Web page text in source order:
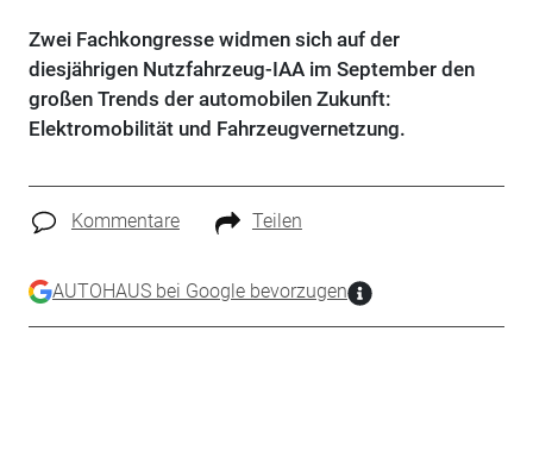
Zwei Fachkongresse widmen sich auf der
diesjährigen Nutzfahrzeug-IAA im September den
großen Trends der automobilen Zukunft:
Elektromobilität und Fahrzeugvernetzung.
Kommentare Teilen
AUTOHAUS bei Google bevorzugen